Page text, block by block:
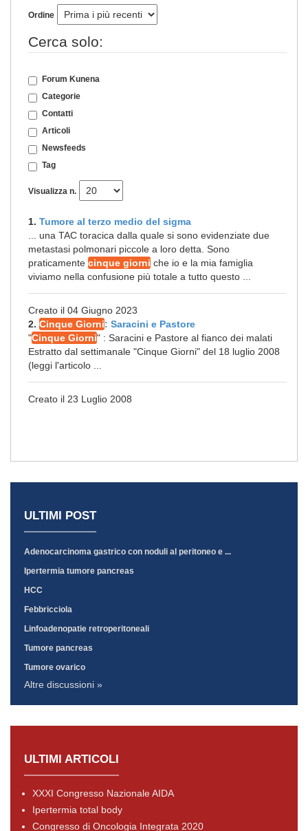
Ordine
Cerca solo:
Forum Kunena
Categorie
Contatti
Articoli
Newsfeeds
Tag
Visualizza n.
1. Tumore al terzo medio del sigma
... una TAC toracica dalla quale si sono evidenziate due
metastasi polmonari piccole a loro detta. Sono
praticamente cinque giorni che io e la mia famiglia
viviamo nella confusione più totale a tutto questo ...
Creato il 04 Giugno 2023
2. Cinque Giorni: Saracini e Pastore
"Cinque Giorni" : Saracini e Pastore al fianco dei malati
Estratto dal settimanale "Cinque Giorni" del 18 luglio 2008
(leggi l'articolo ...
Creato il 23 Luglio 2008
ULTIMI POST
Adenocarcinoma gastrico con noduli al peritoneo e ...
Ipertermia tumore pancreas
HCC
Febbricciola
Linfoadenopatie retroperitoneali
Tumore pancreas
Tumore ovarico
Altre discussioni »
ULTIMI ARTICOLI
XXXI Congresso Nazionale AIDA
Ipertermia total body
Congresso di Oncologia Integrata 2020